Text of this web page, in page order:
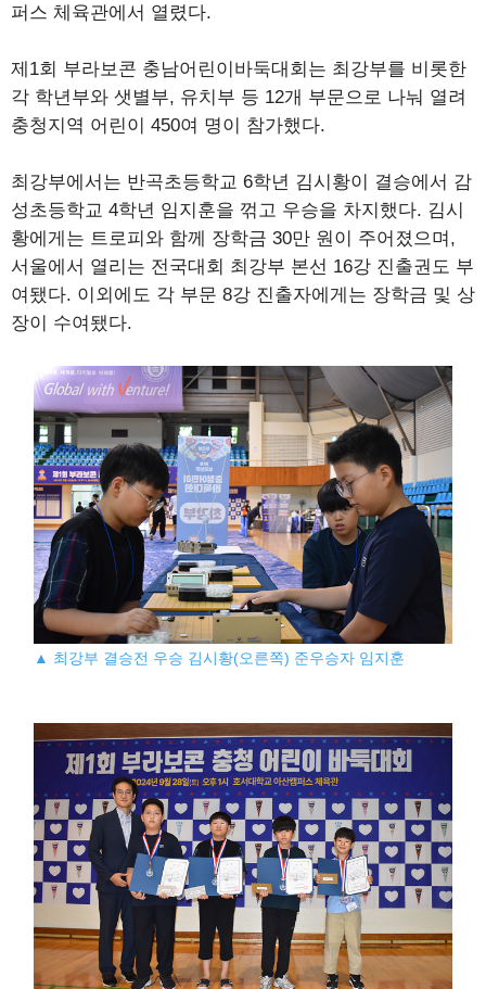
퍼스 체육관에서 열렸다.
제1회 부라보콘 충남어린이바둑대회는 최강부를 비롯한
각 학년부와 샛별부, 유치부 등 12개 부문으로 나눠 열려
충청지역 어린이 450여 명이 참가했다.
최강부에서는 반곡초등학교 6학년 김시황이 결승에서 감
성초등학교 4학년 임지훈을 꺾고 우승을 차지했다. 김시
황에게는 트로피와 함께 장학금 30만 원이 주어졌으며,
서울에서 열리는 전국대회 최강부 본선 16강 진출권도 부
여됐다. 이외에도 각 부문 8강 진출자에게는 장학금 및 상
장이 수여됐다.
▲ 최강부 결승전 우승 김시황(오른쪽) 준우승자 임지훈